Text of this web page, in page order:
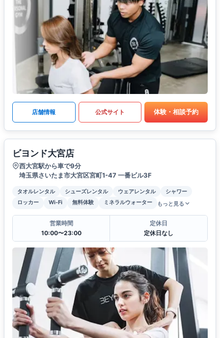
店舗情報 公式サイト 体験・相談予約
ビヨンド大宮店
西大宮駅から車で9分
埼玉県さいたま市大宮区宮町1-47 一番ビル3F
タオルレンタル シューズレンタル ウェアレンタル
シャワー
ロッカー
Wi-Fi 無料体験 ミネラルウォーター もっと見る
営業時間
10:00〜23:00
定休日
定休日なし